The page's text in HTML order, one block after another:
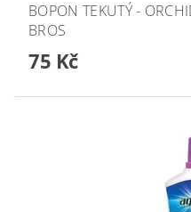
BOPON TEKUTÝ -
BROS
75 Kč